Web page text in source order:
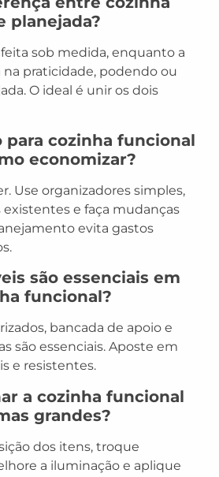
planejada?
sob medida, enquanto a
na praticidade, podendo ou
O ideal é unir os dois
para cozinha funcional
economizar?
Use organizadores simples,
e faça mudanças
evita gastos
são essenciais em
funcional?
bancada de apoio e
são essenciais. Aposte em
e resistentes.
a cozinha funcional
grandes?
dos itens, troque
a iluminação e aplique